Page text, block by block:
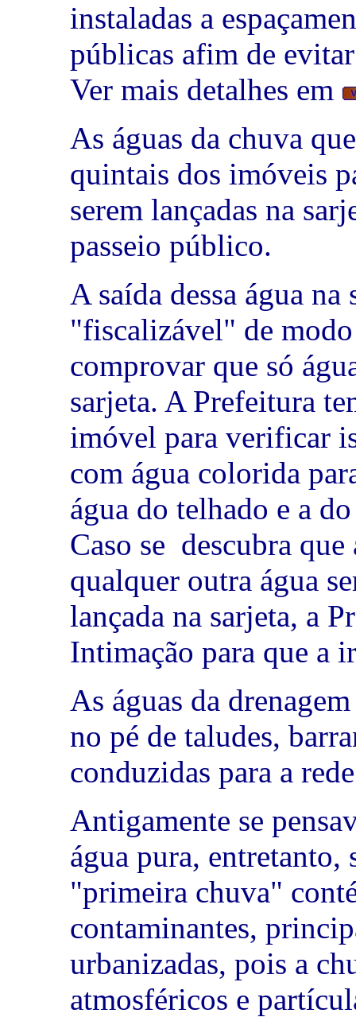
instaladas a
públicas afim de
Ver mais detalhes em
As águas da chuva
quintais dos imóveis
serem lançadas na
passeio público.
A saída dessa água na
"fiscalizável" de
comprovar que só
sarjeta. A Prefeitura
imóvel para verificar
com água colorida
água do telhado e a
Caso se descubra
qualquer outra água
lançada na sarjeta, a
Intimação para que a
As águas da
no pé de taludes,
conduzidas para a
Antigamente se
água pura, entretanto,
"primeira chuva"
contaminantes,
urbanizadas, pois a
atmosféricos e